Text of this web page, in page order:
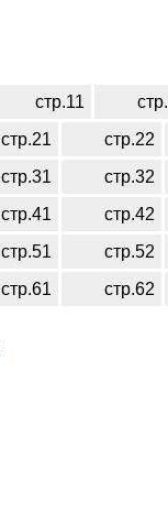
стр.11
стр.21 стр.22
стр.31 стр.32
стр.41 стр.42
стр.51 стр.52
стр.61 стр.62